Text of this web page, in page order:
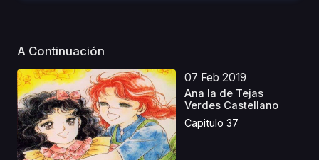
A Continuación
07 Feb 2019
Ana la de Tejas
Verdes Castellano
Capitulo 37